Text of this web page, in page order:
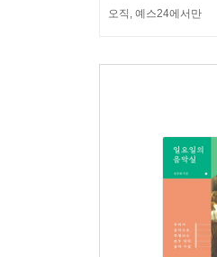
오직, 예스24에서만